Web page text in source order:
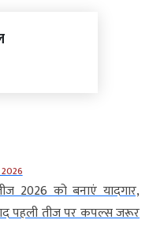
2026 को बनाएं यादगार,
पहली तीज पर कपल्स जरूर